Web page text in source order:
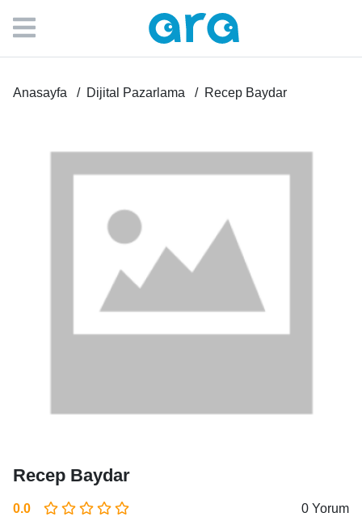
Anasayfa Dijital Pazarlama Recep Baydar
Recep Baydar
0.0 0 Yorum